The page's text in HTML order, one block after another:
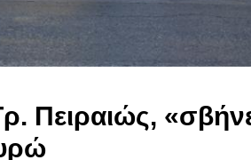
Πειραιώς,